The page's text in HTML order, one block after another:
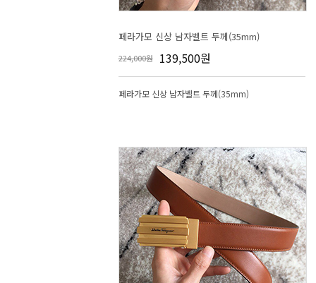
페라가모 신상 남자벨트 두께(35mm)
224,000원 139,500원
페라가모 신상 남자벨트 두께(35mm)